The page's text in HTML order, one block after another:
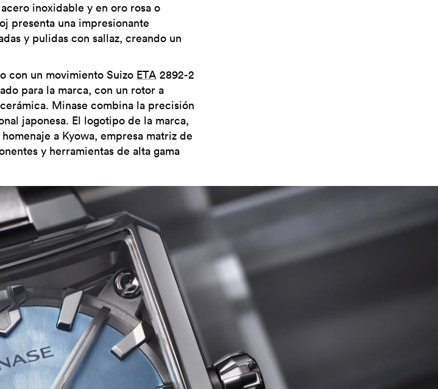
inoxidable y en oro rosa o
presenta una impresionante
y pulidas con sallaz, creando un
con un movimiento Suizo ETA 2892-2
para la marca, con un rotor a
Minase combina la precisión
japonesa. El logotipo de la marca,
a Kyowa, empresa matriz de
y herramientas de alta gama